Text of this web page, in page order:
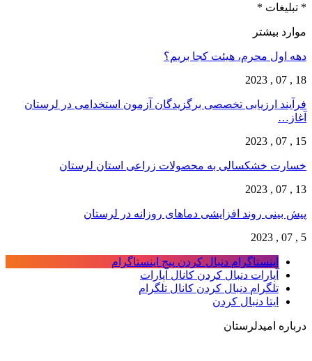
* تبلیغات *
موارد بیشتر
دهه اول محرم، هیئت کجا بریم؟
18 , 07 , 2023
فرآیند ارزیابی تخصصی برگزیدگان آزمون استخدامی در لرستان
آغاز…
15 , 07 , 2023
خسارت خشکسالی به محصولات زراعی استان لرستان
13 , 07 , 2023
پیش بینی روند افزایشی دما‌های روزانه در لرستان
5 , 07 , 2023
اینستاگرام دنبال کردن پیج اینستاگرام
آپارات دنبال کردن کانال آپارات
تلگرام دنبال کردن کانال تلگرام
ایتا دنبال کردن
درباره امیدلرستان